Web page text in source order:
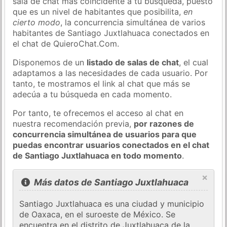
que es un nivel de habitantes que posibilita,en
cierto modo, la concurrencia simultánea de varios
habitantes de Santiago Juxtlahuaca conectados en
el chat de QuieroChat.Com.
Disponemos de un listado de salas de chat, el cual
adaptamos a las necesidades de cada usuario. Por
tanto, te mostramos el link al chat que más se
adecúa a tu búsqueda en cada momento.
Por tanto, te ofrecemos el acceso al chat en
nuestra recomendación previa, por razones de
concurrencia simultánea de usuarios para que
puedas encontrar usuarios conectados en el chat
de Santiago Juxtlahuaca en todo momento.
×
Más datos de Santiago Juxtlahuaca
Santiago Juxtlahuaca es una ciudad y municipio
de Oaxaca, en el suroeste de México. Se